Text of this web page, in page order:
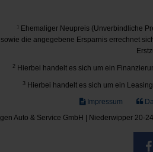
1Ehemaliger Neupreis (Unverbindliche
die angegebene Ersparnis errechnet
2 Hierbei handelt es sich um ein
3 Hierbei handelt es sich um ein
Impressum
Auto & Service GmbH | Niederwipper 20-